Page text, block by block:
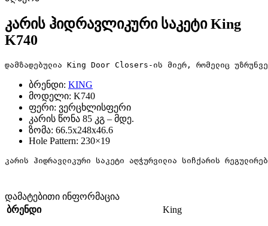
კარის ჰიდრავლიკური საკეტი King
K740
დამზადებულია King Door Closers-ის მიერ, რომელიც
ბრენდი: KING
მოდელი: K740
ფერი: ვერცხლისფერი
კარის წონა 85 კგ – მდე.
ზომა: 66.5x248x46.6
Hole Pattern: 230×19
კარის ჰიდრავლიკური საკეტი აღჭურვილია სიჩქარის
დამატებითი ინფორმაცია
ბრენდი
King